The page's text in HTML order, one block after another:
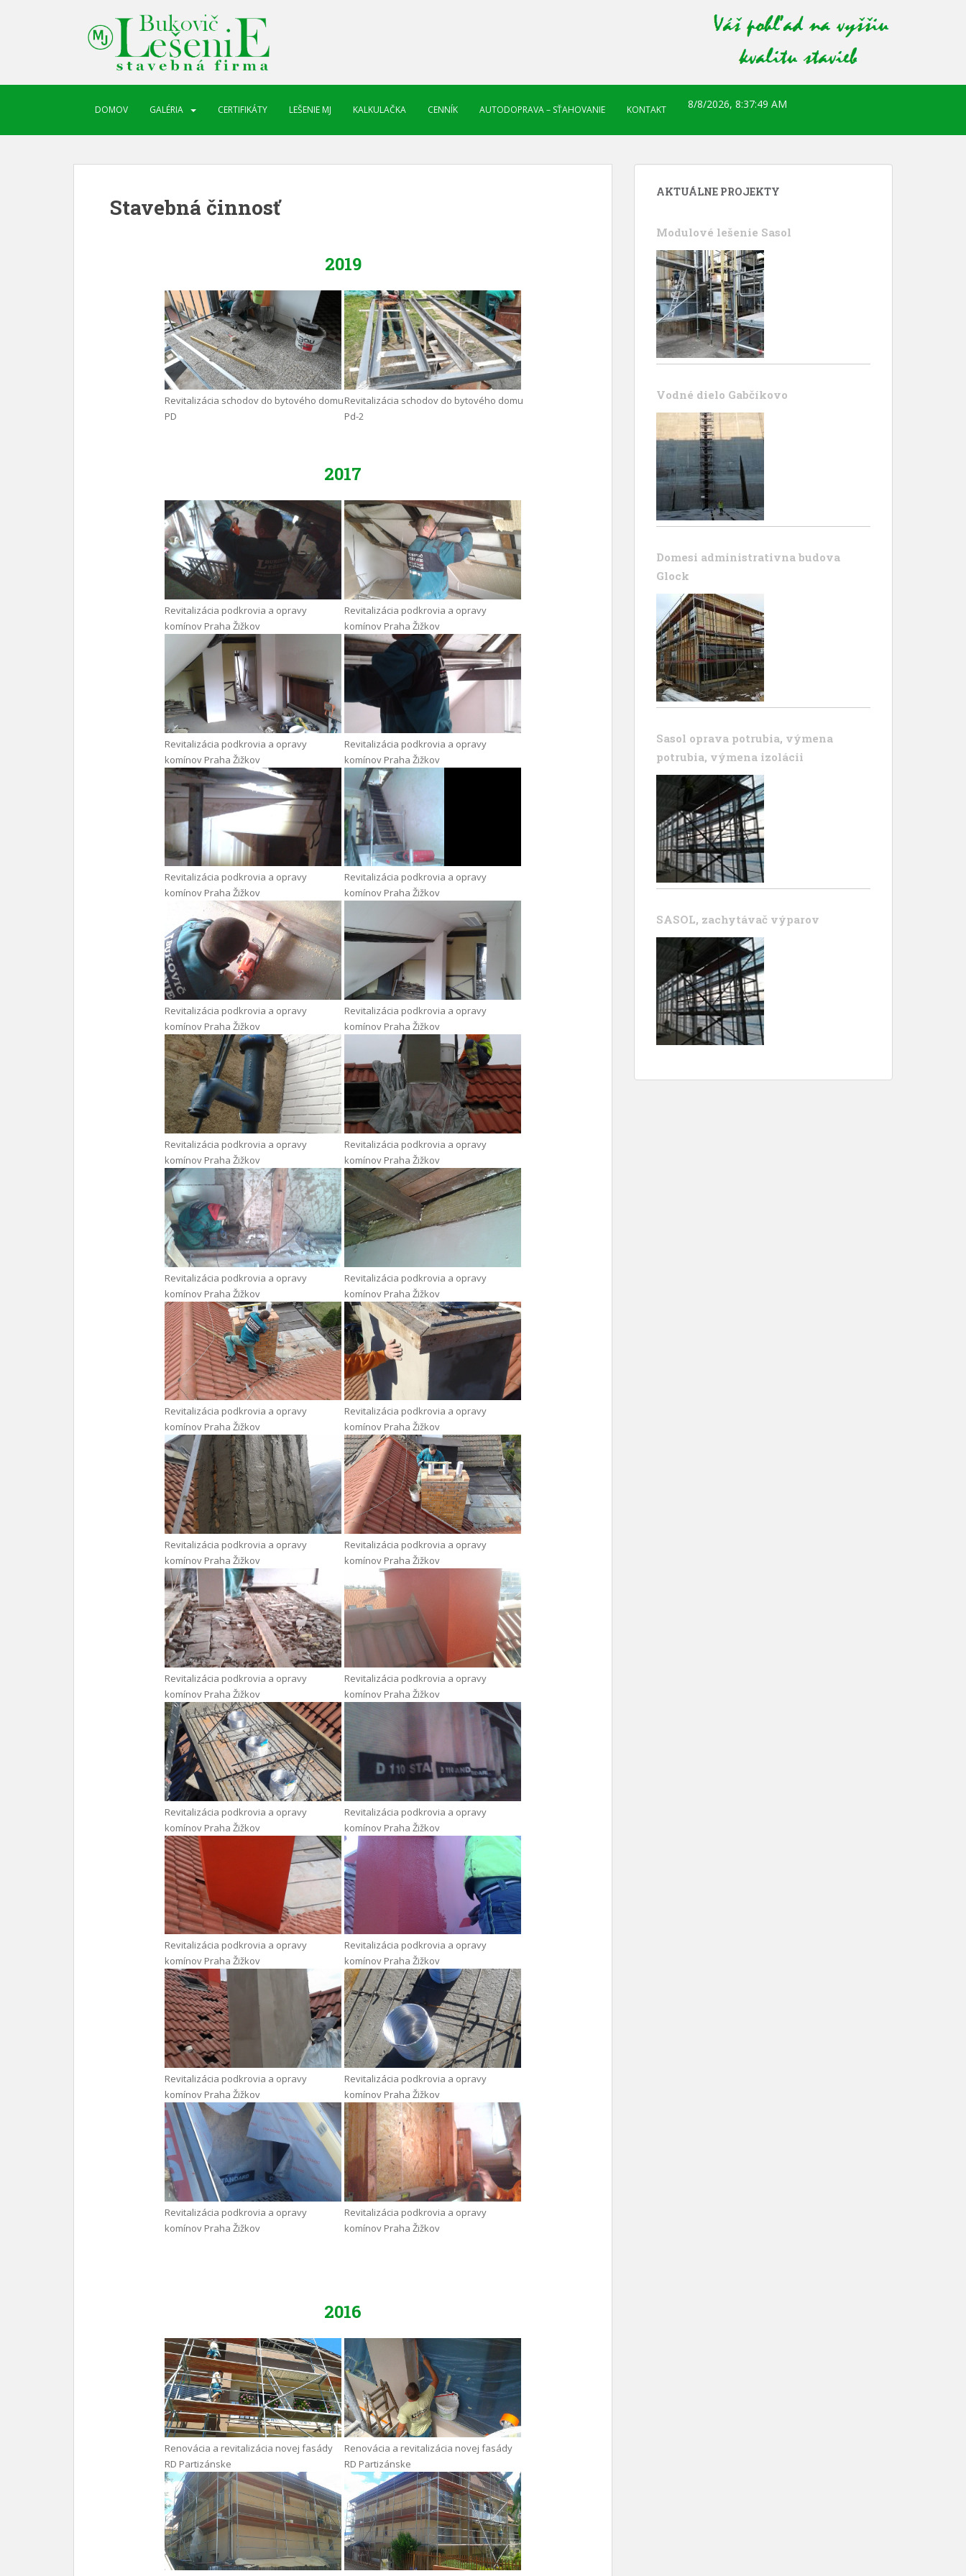
DOMOV GALÉRIA CERTIFIKÁTY LEŠENIE MJ KALKULAČKA CENNÍK AUTODOPRAVA – SŤAHOVANIE KONTAKT 8/8/2026, 8:37:50 AM
Stavebná činnosť
2019
Revitalizácia schodov do bytového domu
PD
Revitalizácia schodov do bytového domu
Pd-2
2017
Revitalizácia podkrovia a opravy
komínov Praha Žižkov
Revitalizácia podkrovia a opravy
komínov Praha Žižkov
Revitalizácia podkrovia a opravy
komínov Praha Žižkov
Revitalizácia podkrovia a opravy
komínov Praha Žižkov
Revitalizácia podkrovia a opravy
komínov Praha Žižkov
Revitalizácia podkrovia a opravy
komínov Praha Žižkov
Revitalizácia podkrovia a opravy
komínov Praha Žižkov
Revitalizácia podkrovia a opravy
komínov Praha Žižkov
Revitalizácia podkrovia a opravy
komínov Praha Žižkov
Revitalizácia podkrovia a opravy
komínov Praha Žižkov
Revitalizácia podkrovia a opravy
komínov Praha Žižkov
Revitalizácia podkrovia a opravy
komínov Praha Žižkov
Revitalizácia podkrovia a opravy
komínov Praha Žižkov
Revitalizácia podkrovia a opravy
komínov Praha Žižkov
Revitalizácia podkrovia a opravy
komínov Praha Žižkov
Revitalizácia podkrovia a opravy
komínov Praha Žižkov
Revitalizácia podkrovia a opravy
komínov Praha Žižkov
Revitalizácia podkrovia a opravy
komínov Praha Žižkov
Revitalizácia podkrovia a opravy
komínov Praha Žižkov
Revitalizácia podkrovia a opravy
komínov Praha Žižkov
Revitalizácia podkrovia a opravy
komínov Praha Žižkov
Revitalizácia podkrovia a opravy
komínov Praha Žižkov
Revitalizácia podkrovia a opravy
komínov Praha Žižkov
Revitalizácia podkrovia a opravy
komínov Praha Žižkov
Revitalizácia podkrovia a opravy
komínov Praha Žižkov
Revitalizácia podkrovia a opravy
komínov Praha Žižkov
2016
Renovácia a revitalizácia novej fasády
RD Partizánske
Renovácia a revitalizácia novej fasády
RD Partizánske
AKTUÁLNE PROJEKTY
Modulové lešenie Sasol
Vodné dielo Gabčíkovo
Domesi administrativna budova
Glock
Sasol oprava potrubia, výmena
potrubia, výmena izolácii
SASOL, zachytávač výparov